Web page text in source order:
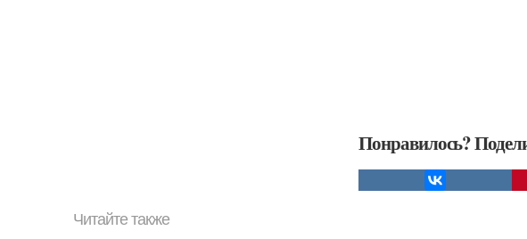
Понравилось?
Читайте также